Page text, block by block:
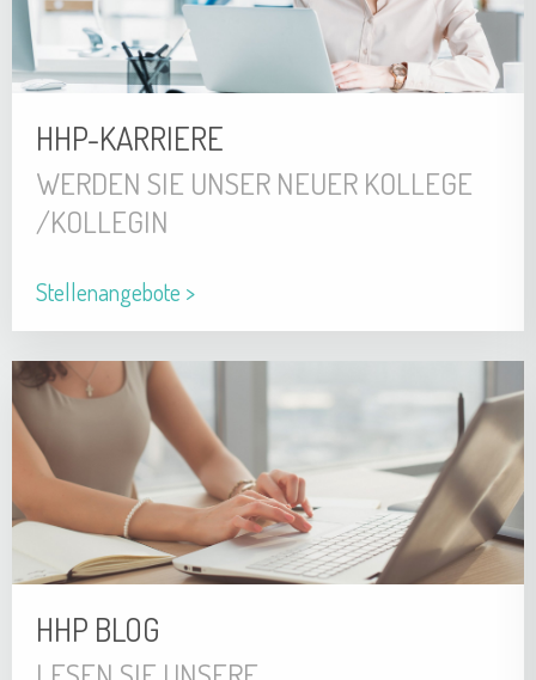
HHP-KARRIERE
WERDEN SIE UNSER NEUER KOLLEGE
/KOLLEGIN
Stellenangebote >
HHP BLOG